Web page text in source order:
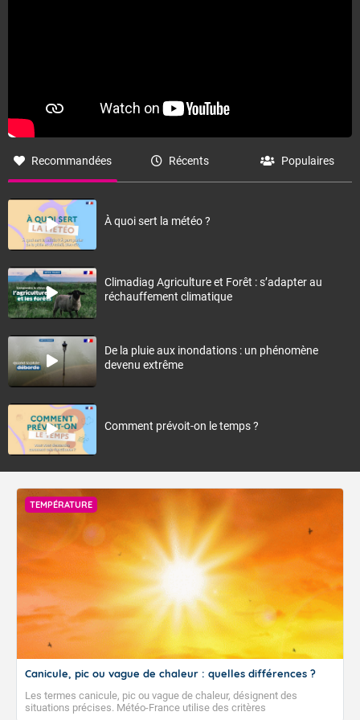
Recommandées Récents Populaires
À quoi sert la météo ?
Climadiag Agriculture et Forêt : s’adapter au
réchauffement climatique
De la pluie aux inondations : un phénomène
devenu extrême
Comment prévoit-on le temps ?
TEMPÉRATURE
Canicule, pic ou vague de chaleur : quelles différences ?
Les termes canicule, pic ou vague de chaleur, désignent des
situations précises. Météo-France utilise des critères